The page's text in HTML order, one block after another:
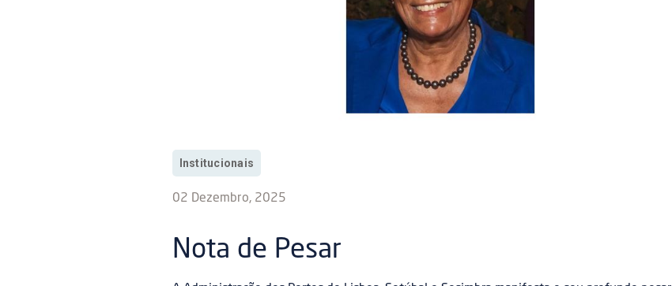
Institucionais
02 Dezembro, 2025
Nota de Pesar